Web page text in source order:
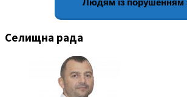
Селищна рада